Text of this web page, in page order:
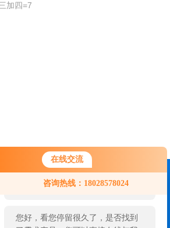
在线交流
咨询热线：18028578024
您好！欢迎前来咨询，很高兴为您
服务，请问您要咨询什么问题呢？
您好，看您停留很久了，是否找到
加四=7
联系我们
24小时热线：